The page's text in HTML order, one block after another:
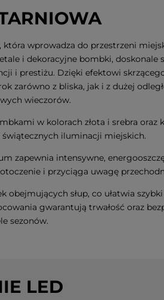
świąteczna szklana
CANDY TREE 16cm
wprowadza do przestrzeni
i dekoracyjne bombki, doskonale
i prestiżu. Dzięki efektowi
zarówno z bliska, jak i z dużej
wieczorów.
w kolorach złota i srebra oraz
iluminacji miejskich.
zapewnia intensywne,
i przyciąga uwagę
obejmujących słup, co ułatwia
gwarantują trwałość oraz
sezonów.
LED